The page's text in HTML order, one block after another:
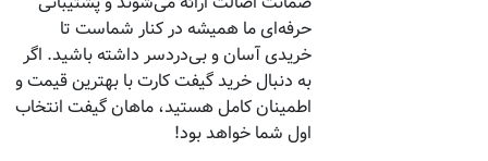
حرفه‌ای ما همیشه در کنار شماست تا
خریدی آسان و بی‌دردسر داشته باشید. اگر
به دنبال خرید گیفت کارت با بهترین قیمت و
اطمینان کامل هستید، ماهان گیفت انتخاب
اول شما خواهد بود!